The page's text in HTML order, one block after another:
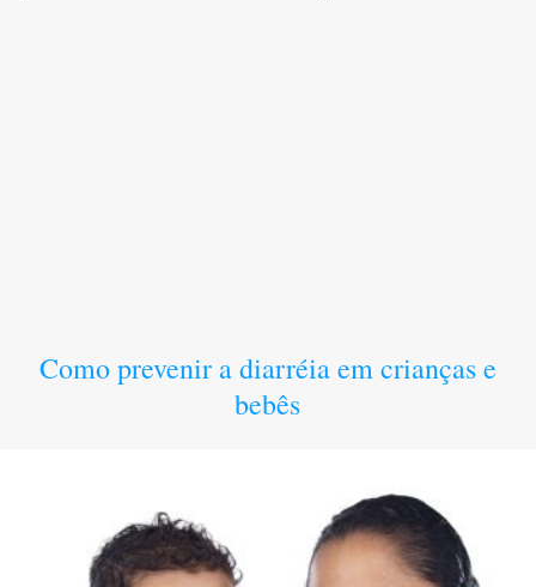
Como prevenir a diarréia em crianças e
bebês